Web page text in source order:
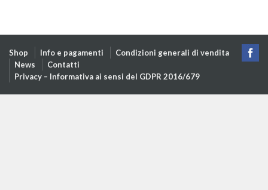
Shop Info e pagamenti
Condizioni generali di vendita
News
Contatti
Privacy – Informativa ai sensi del GDPR 2016/679